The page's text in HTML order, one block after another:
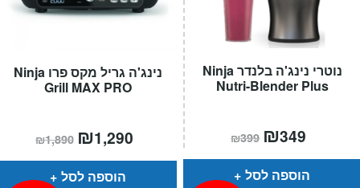
נינג'ה גריל מקס פרו Ninja
Grill MAX PRO
₪1,890 המחיר
המקורי
היה:
₪1,890.
₪1,290
הוא:
הוספה לסל
נוטרי נינג'ה בלנדר Ninja
Nutri-Blender Plus
₪399 המחיר
המקורי
היה:
₪399.
₪349
הוא:
הוספה לסל